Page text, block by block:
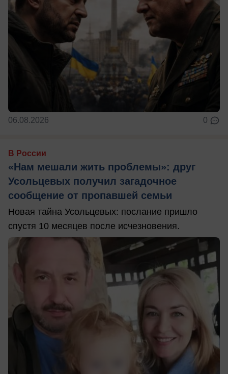
06.08.2026 0
В России
«Нам мешали жить проблемы»: друг
Усольцевых получил загадочное
сообщение от пропавшей семьи
Новая тайна Усольцевых: послание пришло
спустя 10 месяцев после исчезновения.